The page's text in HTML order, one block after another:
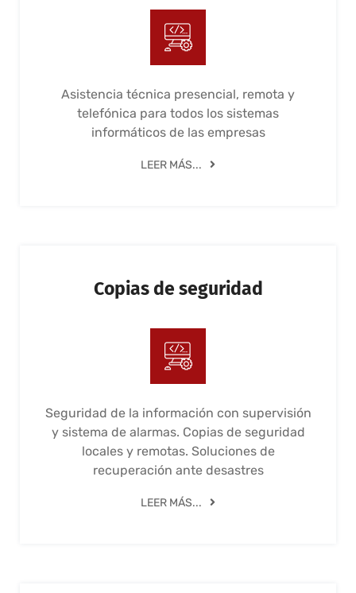
Asistencia técnica presencial, remota y
telefónica para todos los sistemas
informáticos de las empresas
LEER MÁS...
Copias de seguridad
Seguridad de la información con supervisión
y sistema de alarmas. Copias de seguridad
locales y remotas. Soluciones de
recuperación ante desastres
LEER MÁS...